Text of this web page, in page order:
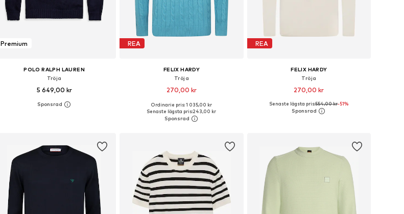
Premium
POLO RALPH LAUREN
Tröja
5 649,00 kr
Tillgängliga storlekar: XS, S, M, L, XL, XXL
REA
FELIX HARDY
Tröja
270,00 kr
+4
Tillgängliga storlekar: M, L, XL, XXL
Lägg till i varukorgen
Ordinarie pris: 1 035,00 kr
Senaste lägsta pris:243,00 kr
REA
FELIX HARDY
Tröja
270,00 kr
Tillgängliga storlekar: S, M, L, XL, XXL
Senaste lägsta pris:554,00 kr-51%